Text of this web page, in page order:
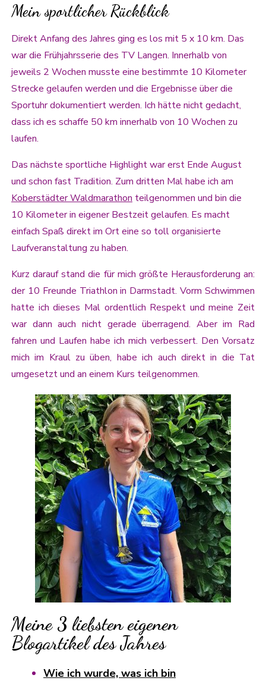
Mein sportlicher Rückblick
Direkt Anfang des Jahres ging es los mit 5 x 10 km. Das
war die Frühjahrsserie des TV Langen. Innerhalb von
jeweils 2 Wochen musste eine bestimmte 10 Kilometer
Strecke gelaufen werden und die Ergebnisse über die
Sportuhr dokumentiert werden. Ich hätte nicht gedacht,
dass ich es schaffe 50 km innerhalb von 10 Wochen zu
laufen.
Das nächste sportliche Highlight war erst Ende August
und schon fast Tradition. Zum dritten Mal habe ich am
Koberstädter Waldmarathon teilgenommen und bin die
10 Kilometer in eigener Bestzeit gelaufen. Es macht
einfach Spaß direkt im Ort eine so toll organisierte
Laufveranstaltung zu haben.
Kurz darauf stand die für mich größte Herausforderung an:
der 10 Freunde Triathlon in Darmstadt. Vorm Schwimmen
hatte ich dieses Mal ordentlich Respekt und meine Zeit
war dann auch nicht gerade überragend. Aber im Rad
fahren und Laufen habe ich mich verbessert. Den Vorsatz
mich im Kraul zu üben, habe ich auch direkt in die Tat
umgesetzt und an einem Kurs teilgenommen.
Meine 3 liebsten eigenen
Blogartikel des Jahres
Wie ich wurde, was ich bin